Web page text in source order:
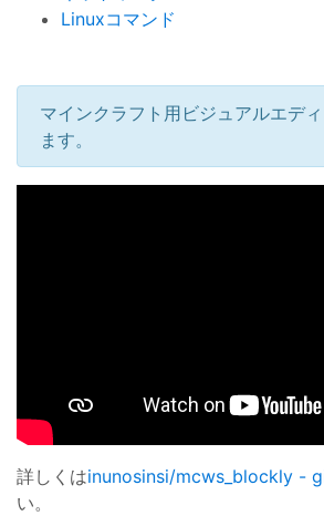
Linuxコマンド
マインクラフト用ビジュアルエデ
ます。
詳しくはinunosinsi/mcws_blockly -
い。